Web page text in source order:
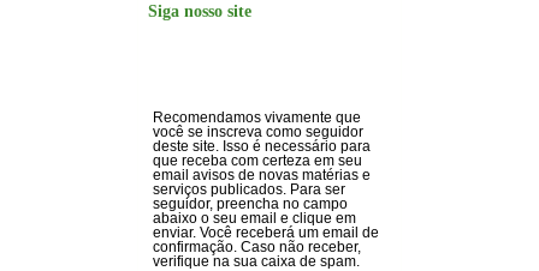
Siga nosso site
Recomendamos vivamente que
você se inscreva como seguidor
deste site. Isso é necessário para
que receba com certeza em seu
email avisos de novas matérias e
serviços publicados. Para ser
seguidor, preencha no campo
abaixo o seu email e clique em
enviar. Você receberá um email de
confirmação. Caso não receber,
verifique na sua caixa de spam.